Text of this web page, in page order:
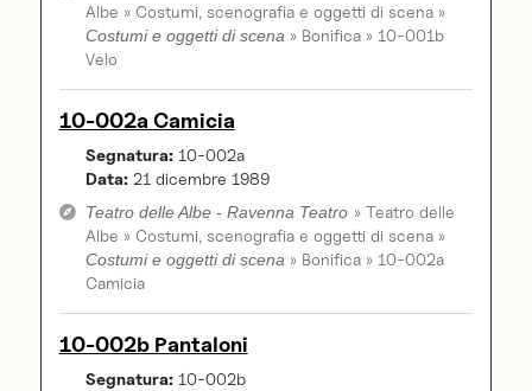
Albe » Costumi, scenografia e oggetti di scena »
Costumi e oggetti di scena
Velo
10-002a Camicia
Segnatura:10-002a
Data:21 dicembre 1989
Teatro delle Albe - Ravenna Teatro
Albe » Costumi, scenografia e oggetti di scena »
Costumi e oggetti di scena
Camicia
10-002b Pantaloni
Segnatura:10-002b